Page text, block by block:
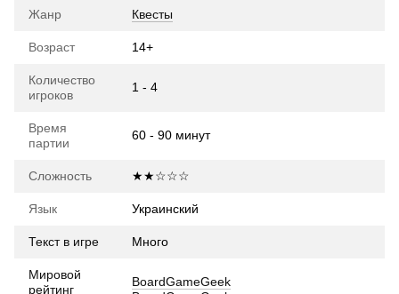
Жанр Квесты
Возраст 14+
Количество
игроков
1 - 4
Время
партии
60 - 90 минут
Сложность ★★☆☆☆
Язык Украинский
Текст в игре Много
Мировой
рейтинг
BoardGameGeek